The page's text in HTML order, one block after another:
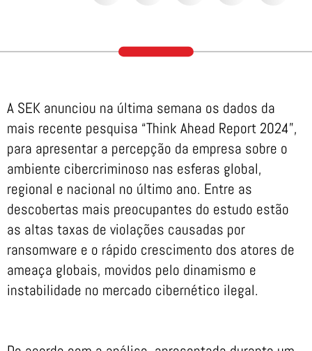
A SEK anunciou na última semana os dados da
mais recente pesquisa “Think Ahead Report 2024”,
para apresentar a percepção da empresa sobre o
ambiente cibercriminoso nas esferas global,
regional e nacional no último ano. Entre as
descobertas mais preocupantes do estudo estão
as altas taxas de violações causadas por
ransomware e o rápido crescimento dos atores de
ameaça globais, movidos pelo dinamismo e
instabilidade no mercado cibernético ilegal.